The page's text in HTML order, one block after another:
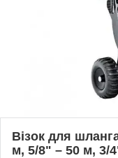
Візок для
м, 5/8" – 50 м, 3/